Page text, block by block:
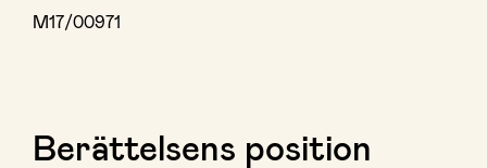
M17/00971
Berättelsens position